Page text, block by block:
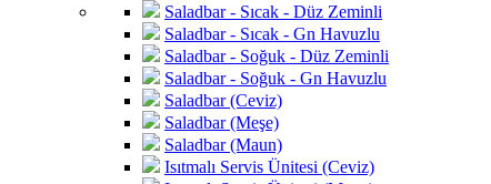
Saladbar - Sıcak - Düz Zeminli
Saladbar - Sıcak - Gn Havuzlu
Saladbar - Soğuk - Düz Zeminli
Saladbar - Soğuk - Gn Havuzlu
Saladbar (Ceviz)
Saladbar (Meşe)
Saladbar (Maun)
Isıtmalı Servis Ünitesi (Ceviz)